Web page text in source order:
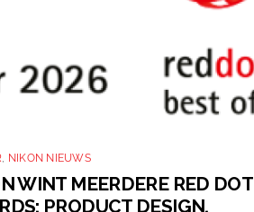
, NIKON NIEUWS
WINT MEERDERE RED DOT
PRODUCT DESIGN,